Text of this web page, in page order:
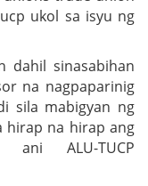
ukol sa isyu ng
dahil sinasabihan
na nagpaparinig
sila mabigyan ng
hirap na hirap ang
ani ALU-TUCP